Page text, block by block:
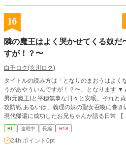
16
隣の魔王はよく哭かせてくる奴
すが！？〜
白千ロク(玄川ロク)
タイトルの読み方は「となりのまおうはよく
うがあやういんですが！？〜」となります ▼▲▼▲▼ アパート隣に住む美貌な
男(元魔王)と平穏無事な日々と安眠、それと
攻防戦 あるいは、義理の妹の聖女召喚に巻
現代帰還に成功したお兄ちゃんが語る日常 【 ご注意 】 ※大学生同士(片方は偽
造大学生ですが) ※身長差・体格差・ヤンデ
『第12回BL大賞(小説部門)』用に書き始め
賞(小説部門)』にエントリー(参加)しました
BL 連載中 長編 R18
24h.ポイント 0pt